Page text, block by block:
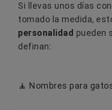
Si llevas unos días
tomado la medida,
personalidad pueden
definan:
🧘 Nombres para